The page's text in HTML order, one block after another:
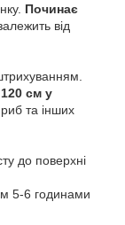
Починає
від
см у
та інших
до поверхні
5-6 годинами